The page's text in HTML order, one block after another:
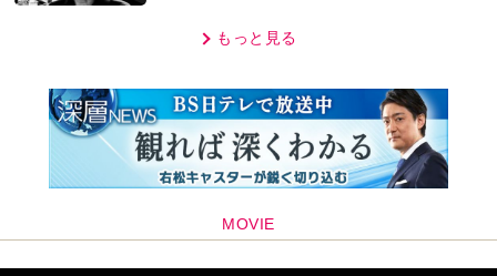
もっと見る
MOVIE